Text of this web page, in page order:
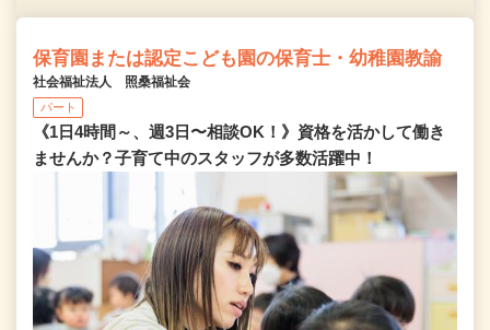
保育園または認定こども園の保育士・幼稚園教諭
社会福祉法人 照桑福祉会
パート
《1日4時間～、週3日〜相談OK！》資格を活かして働き
ませんか？子育て中のスタッフが多数活躍中！